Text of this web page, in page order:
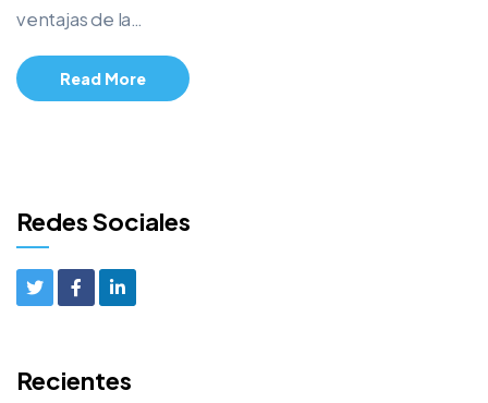
ventajas de la…
Read More
Redes Sociales
Recientes